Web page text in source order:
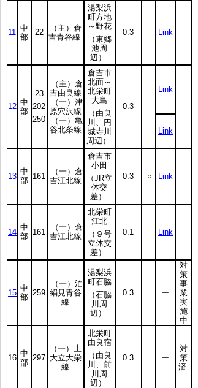
11 中
部
22
（主）倉
吉青谷線
湯梨浜
町方地
～野花
（東郷
池周
辺）
0.3 Link
12 中
部
23
202
250
（主）倉
吉由良線
（一）津
原穴沢線
（一）亀
谷北条線
倉吉市
北面～
北栄町
大島
（由良
川、円
城寺川
周辺）
0.3
Link
Link
13
中
部 161
（一）倉
吉江北線
倉吉市
小田
（JR立
体交
差）
0.3 ○ Link
14
中
部 161
（一）倉
吉江北線
北栄町
江北
（９号
立体交
差）
0.1 Link
15
中
部 259
（一）泊
絹見青谷
線
湯梨浜
町石脇
（石脇
川周
辺）
0.3 ー
対
策
事
業
実
施
中
16 中
部
297
（一）上
大立大栄
線
北栄町
由良宿
（由良
川、前
川周
辺）
0.3 ー
対
策
済